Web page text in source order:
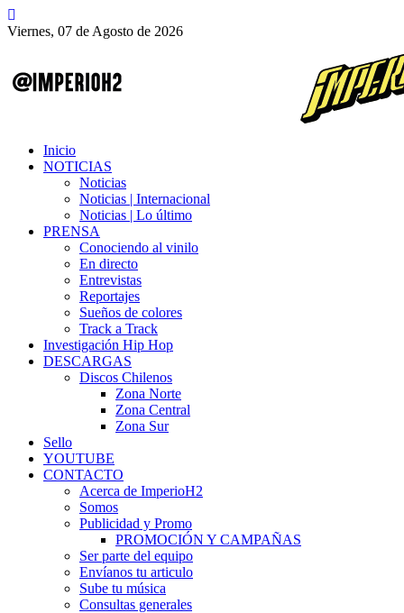
Viernes, 07 de Agosto de 2026
Inicio
NOTICIAS
Noticias
Noticias | Internacional
Noticias | Lo último
PRENSA
Conociendo al vinilo
En directo
Entrevistas
Reportajes
Sueños de colores
Track a Track
Investigación Hip Hop
DESCARGAS
Discos Chilenos
Zona Norte
Zona Central
Zona Sur
Sello
YOUTUBE
CONTACTO
Acerca de ImperioH2
Somos
Publicidad y Promo
PROMOCIÓN Y CAMPAÑAS
Ser parte del equipo
Envíanos tu articulo
Sube tu música
Consultas generales